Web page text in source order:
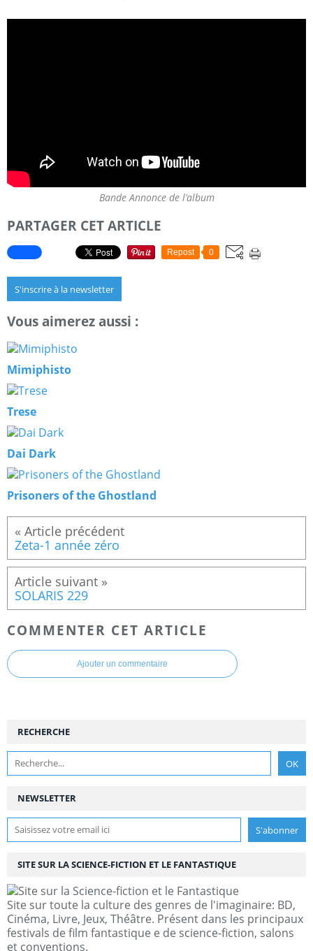
Bande Annonce de l’album
PARTAGER CET ARTICLE
Repost 0
S'inscrire à la newsletter
Vous aimerez aussi :
Mimiphisto
Trese
Dai Dark
Prisoners of the Ghostland
Zeta-1 année zéro
SOLARIS 229
COMMENTER CET ARTICLE
Ajouter un commentaire
NEWSLETTER
RECHERCHE
SITE SUR LA SCIENCE-FICTION ET LE FANTASTIQUE
Site sur toute la culture des genres de l'imaginaire: BD,
Cinéma, Livre, Jeux, Théâtre. Présent dans les principaux
festivals de film fantastique e de science-fiction, salons
et conventions.